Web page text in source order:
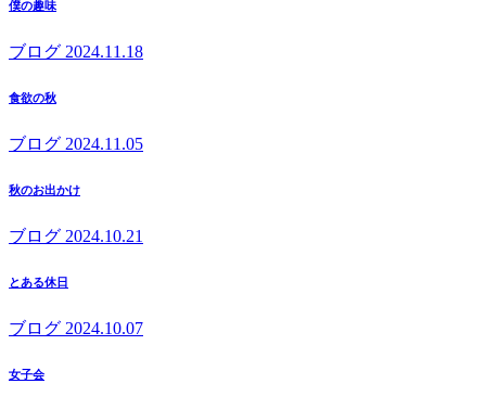
僕の趣味
ブログ 2024.11.18
食欲の秋
ブログ 2024.11.05
秋のお出かけ
ブログ 2024.10.21
とある休日
ブログ 2024.10.07
女子会